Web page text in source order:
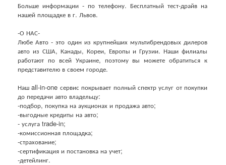
Больше информации - по телефону. Бесплатный тест-драйв на
нашей площадке в г. Львов.
-О НАС-
Любе Авто - это один из крупнейших мультибрендовых дилеров
авто из США, Канады, Кореи, Европы и Грузии. Наши филиалы
работают по всей Украине, поэтому вы можете обратиться к
представителю в своем городе.
Наш all-in-one сервис покрывает полный спектр услуг от покупки
до передачи авто владельцу:
-подбор, покупка на аукционах и продажа авто;
-выгодные кредиты на авто;
- услуга trade-in;
-комиссионная площадка;
-страхование;
-сертификация и постановка на учет;
-детейлинг.